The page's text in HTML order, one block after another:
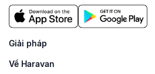
Giải pháp
Về Haravan